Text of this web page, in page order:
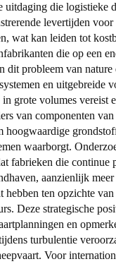
uitdaging die logistieke
levertijden voor
wat kan leiden tot
die op een
dit probleem van
en uitgebreide
grote volumes vereist
van componenten
hoogwaardige
waarborgt.
fabrieken die continue
aanzienlijk meer
hebben ten opzichte
Deze strategische
en
turbulentie
Voor